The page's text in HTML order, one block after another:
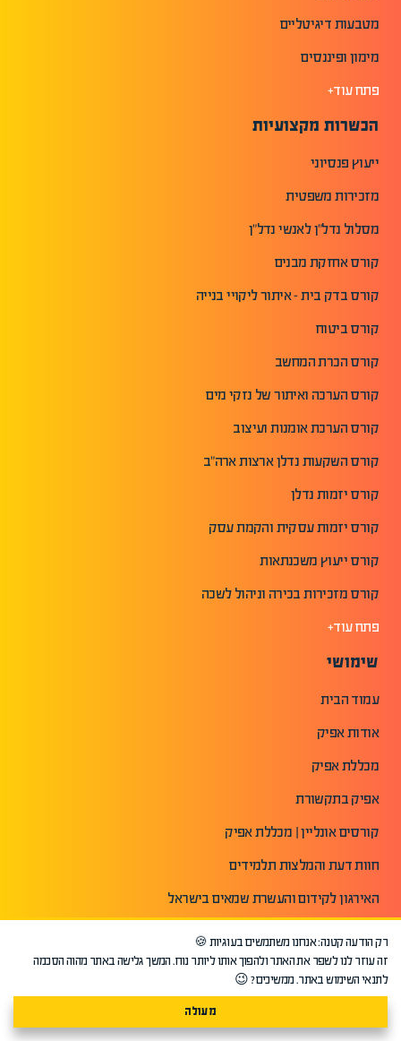
מטבעות דיגיטליים
מימון ופיננסים
פתח עוד+
הכשרות מקצועיות
ייעוץ פנסיוני
מזכירות משפטית
מסלול נדל"ן לאנשי נדל"ן
קורס אחזקת מבנים
קורס בדק בית - איתור ליקויי בנייה
קורס ביטוח
קורס הכרת המחשב
קורס הערכה ואיתור של נזקי מים
קורס הערכת אומנות ועיצוב
קורס השקעות נדלן ארצות ארה"ב
קורס יזמות נדלן
קורס יזמות עסקית והקמת עסק
קורס ייעוץ משכנתאות
קורס מזכירות בכירה וניהול לשכה
פתח עוד+
שימושי
עמוד הבית
אודות אפיק
מכללת אפיק
אפיק בתקשורת
קורסים אונליין | מכללת אפיק
חוות דעת והמלצות תלמידים
האירגון לקידום והעשרת שמאים בישראל
מפת האתר
הצהרת נגישות
תנאי שימוש באתר
רק הודעה קטנה: אנחנו משתמשים בעוגיות 🍪
זה עוזר לנו לשפר את האתר ולהפוך אותו ליותר נוח. המשך גלישה באתר מהוה הסכמה
לתנאי השימוש באתר. ממשיכים? 😉
מעולה